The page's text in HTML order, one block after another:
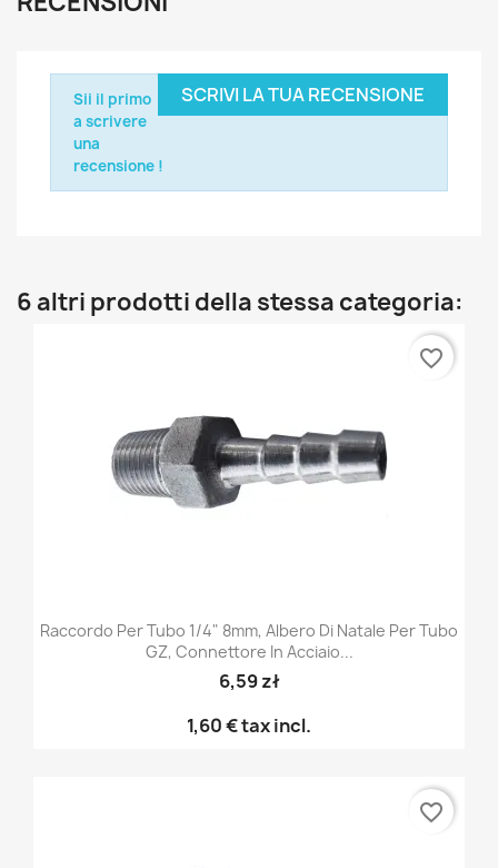
SCRIVI LA TUA RECENSIONE
Sii il primo
a scrivere
una
recensione !
6 altri prodotti della stessa categoria:
Raccordo Per Tubo 1/4" 8mm, Albero Di Natale Per Tubo
GZ, Connettore In Acciaio...
6,59 zł
1,60 €tax incl.
favorite_border
favorite_border